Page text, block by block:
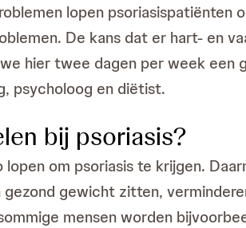
lopen psoriasispatiënten
De kans dat er hart- en
hier twee dagen per week een
psycholoog en diëtist.
bij psoriasis?
om psoriasis te krijgen.
gewicht zitten,
mensen worden